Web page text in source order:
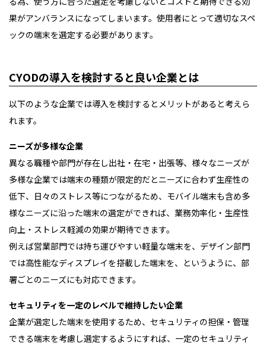
果がアンバランスになってしまいます。使用者にとって適切なスペ
ックの端末を選定する必要があります。
CYODの導入を検討すると良い企業とは
以下のような企業では導入を検討するとメリットがあると考えら
れます。
ニーズが多様な企業
異なる職種や部門が存在し出社・在宅・出張等、様々なニーズが
多様な企業では端末の種類が限定的だとニーズに合わず生産性の
低下、日々のストレス等につながるため、モバイル端末も含め多
様なニーズに沿った端末の選定ができれば、業務効率化・生産性
向上・ストレス軽減の効果が期待できます。
例えば営業部門では持ち運びやすい軽量な端末を、デザイン部門
では高性能なディスプレイを搭載した端末を、というように、部
署ごとのニーズにも対応できます。
セキュリティを一定のレベルで維持したい企業
企業が選定した端末を使用するため、セキュリティの担保・管理
できる端末を考慮し選定するようにすれば、一定のセキュリティ